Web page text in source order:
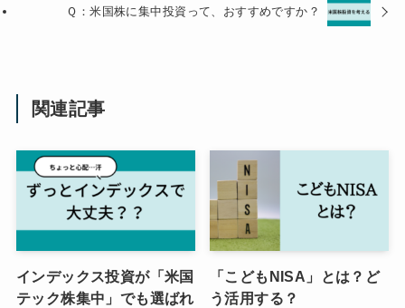
Ｑ：米国株に集中投資って、おすすめですか？
関連記事
インデックス投資が「米国
テック株集中」でも選ばれ
「こどもNISA」とは？ど
う活用する？